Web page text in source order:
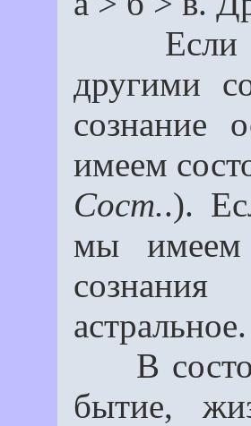
Если
другими
сознание
имеем
Сост..).
мы имеем
астральное.
В
бытие,